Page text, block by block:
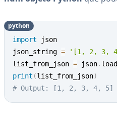
import json
json_string =
'[1, 2, 3,
list_from_json = json.
print (list_from_json)
# Output: [1, 2, 3, 4, 5]
python